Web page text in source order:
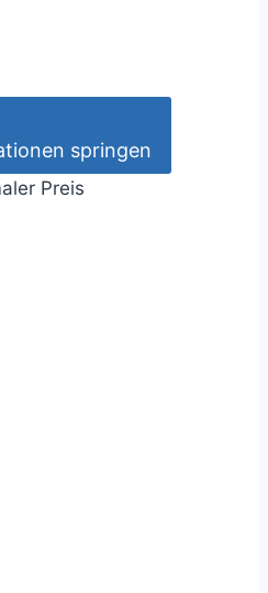
springen
Preis